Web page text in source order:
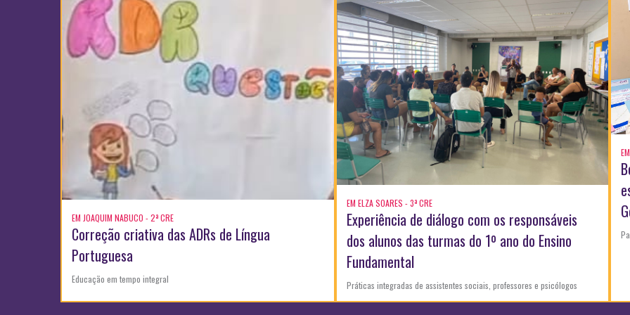
EM JOAQUIM NABUCO - 2ª CRE
Correção criativa das ADRs de Língua
Portuguesa
Educação em tempo integral
EM ELZA SOARES - 3ª CRE
Experiência de diálogo com os responsáveis
dos alunos das turmas do 1º ano do Ensino
Fundamental
Práticas integradas de assistentes sociais, professores e psicólogos